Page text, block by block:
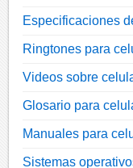
Especificaciones
Ringtones para
Videos sobre
Glosario para
Manuales para
Sistemas